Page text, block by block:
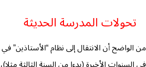
تحولات المدرسة الحديثة
من الواضح أن الانتقال إلى نظام “الأستاذين”